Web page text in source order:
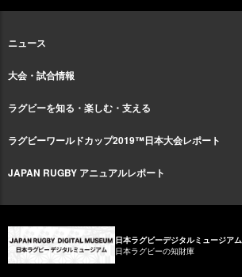
ニュース
大会・試合情報
ラグビーを知る・楽しむ・支える
ラグビーワールドカップ2019™日本大会レポート
JAPAN RUGBY アニュアルレポート
日本ラグビーデジタルミュージアム
日本ラグビーの知財庫